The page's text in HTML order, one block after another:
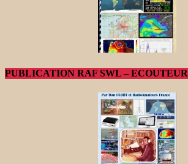
PUBLICATION RAF SWL – ECOUTEUR